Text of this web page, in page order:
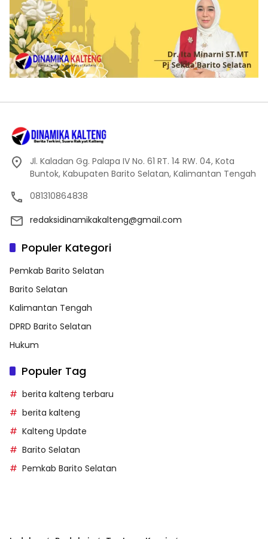
Jl. Kaladan Gg. Palapa IV No. 61 RT. 14 RW. 04, Kota
Buntok, Kabupaten Barito Selatan, Kalimantan Tengah
081310864838
redaksidinamikakalteng@gmail.com
Populer Kategori
Pemkab Barito Selatan
Barito Selatan
Kalimantan Tengah
DPRD Barito Selatan
Hukum
Populer Tag
berita kalteng terbaru
berita kalteng
Kalteng Update
Barito Selatan
Pemkab Barito Selatan